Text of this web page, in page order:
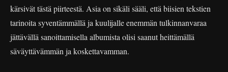
kärsivät tästä piirteestä. Asia on sikäli sääli, että biisien tekstien
tarinoita syventämmällä ja kuulijalle enemmän tulkinnanvaraa
jättävällä sanoittamisella albumista olisi saanut heittämällä
säväyttävämmän ja koskettavamman.